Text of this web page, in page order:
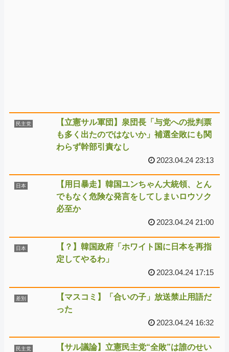
民主党
【立憲サル軍団】泉団長「与党への批判票
も多く出たのではないか」補選全敗にも関
わらず幹部引責なし
2023.04.24 23:13
日本
【用日暴走】韓国ユンちゃん大統領、とん
でもなく危険な発言をしてしまいロウソク
必至か
2023.04.24 21:00
日本
【？】韓国政府「ホワイト国に日本を再指
定してやるわ」
2023.04.24 17:15
差別
【マスコミ】「合いの子」放送禁止用語だ
った
2023.04.24 16:32
民主党
【サル議論】立憲民主党“全敗”は誰のせい